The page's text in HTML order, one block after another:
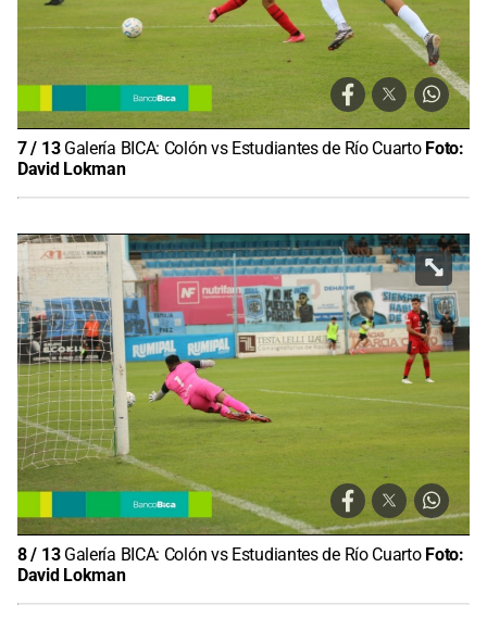
7/ 13 Galería BICA: Colón vs Estudiantes de Río Cuarto Foto:
David Lokman
8/ 13 Galería BICA: Colón vs Estudiantes de Río Cuarto Foto:
David Lokman